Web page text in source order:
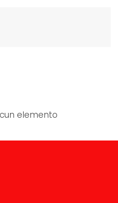
elemento